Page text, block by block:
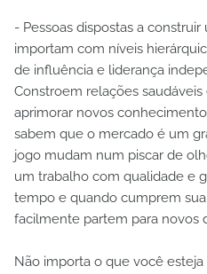
- Pessoas dispostas a
importam com níveis
de influência e liderança
Constroem relações
aprimorar novos
sabem que o mercado é um
jogo mudam num piscar de
um trabalho com qualidade e
tempo e quando cumprem
facilmente partem para novos
Não importa o que você